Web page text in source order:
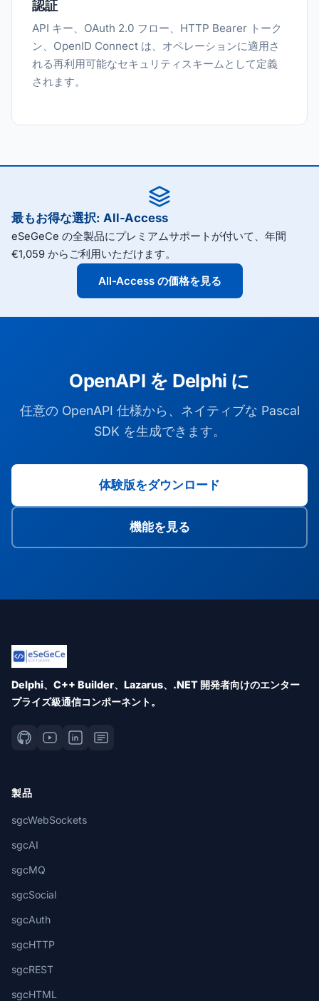
認証
API キー、OAuth 2.0 フロー、HTTP Bearer トーク
ン、OpenID Connect は、オペレーションに適用さ
れる再利用可能なセキュリティスキームとして定義
されます。
最もお得な選択: All-Access
eSeGeCe の全製品にプレミアムサポートが付いて、年間
€1,059 からご利用いただけます。
All-Access の価格を見る
OpenAPI を Delphi に
任意の OpenAPI 仕様から、ネイティブな Pascal
SDK を生成できます。
体験版をダウンロード
機能を見る
Delphi、C++ Builder、Lazarus、.NET 開発者向けのエンター
プライズ級通信コンポーネント。
製品
sgcWebSockets
sgcAI
sgcMQ
sgcSocial
sgcAuth
sgcHTTP
sgcREST
sgcHTML